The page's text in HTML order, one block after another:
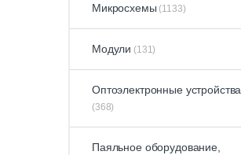
Микросхемы (1133)
Модули (131)
Оптоэлектронные устройства
(368)
Паяльное оборудование,